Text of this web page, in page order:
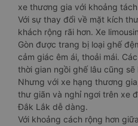
xe thương gia với khoảng
Với sự thay đổi về mặt kích
khách rộng rãi hơn. Xe
Gòn được trang bị loại ghế
cảm giác êm ái, thoải mái.
thời gian ngồi ghế lâu cũng
Nhưng với xe hạng thương
thư giãn và nghỉ ngơi trên xe
Đắk Lắk dễ dàng.
Với khoảng cách rộng hơn